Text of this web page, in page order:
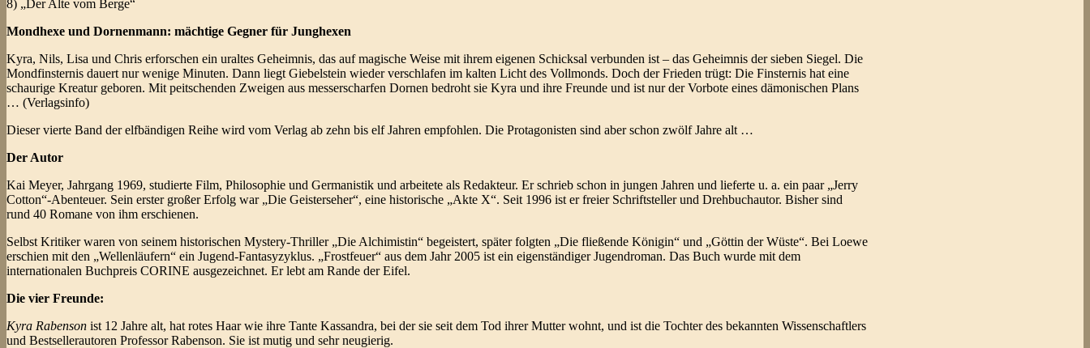
8) „Der Alte vom Berge“
Mondhexe und Dornenmann: mächtige Gegner für Junghexen
Kyra, Nils, Lisa und Chris erforschen ein uraltes Geheimnis, das auf magische Weise mit ihrem eigenen Schicksal verbunden ist – das Geheimnis der sieben Siegel. Die
Mondfinsternis dauert nur wenige Minuten. Dann liegt Giebelstein wieder verschlafen im kalten Licht des Vollmonds. Doch der Frieden trügt: Die Finsternis hat eine
schaurige Kreatur geboren. Mit peitschenden Zweigen aus messerscharfen Dornen bedroht sie Kyra und ihre Freunde und ist nur der Vorbote eines dämonischen Plans
… (Verlagsinfo)
Dieser vierte Band der elfbändigen Reihe wird vom Verlag ab zehn bis elf Jahren empfohlen. Die Protagonisten sind aber schon zwölf Jahre alt …
Der Autor
Kai Meyer, Jahrgang 1969, studierte Film, Philosophie und Germanistik und arbeitete als Redakteur. Er schrieb schon in jungen Jahren und lieferte u. a. ein paar „Jerry
Cotton“-Abenteuer. Sein erster großer Erfolg war „Die Geisterseher“, eine historische „Akte X“. Seit 1996 ist er freier Schriftsteller und Drehbuchautor. Bisher sind
rund 40 Romane von ihm erschienen.
Selbst Kritiker waren von seinem historischen Mystery-Thriller „Die Alchimistin“ begeistert, später folgten „Die fließende Königin“ und „Göttin der Wüste“. Bei Loewe
erschien mit den „Wellenläufern“ ein Jugend-Fantasyzyklus. „Frostfeuer“ aus dem Jahr 2005 ist ein eigenständiger Jugendroman. Das Buch wurde mit dem
internationalen Buchpreis CORINE ausgezeichnet. Er lebt am Rande der Eifel.
Die vier Freunde:
Kyra Rabenson ist 12 Jahre alt, hat rotes Haar wie ihre Tante Kassandra, bei der sie seit dem Tod ihrer Mutter wohnt, und ist die Tochter des bekannten Wissenschaftlers
und Bestsellerautoren Professor Rabenson. Sie ist mutig und sehr neugierig.